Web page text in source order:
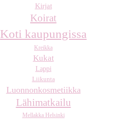
Kirjat
Koirat
Koti kaupungissa
Kreikka
Kukat
Lappi
Liikunta
Luonnonkosmetiikka
Lähimatkailu
Mellakka Helsinki